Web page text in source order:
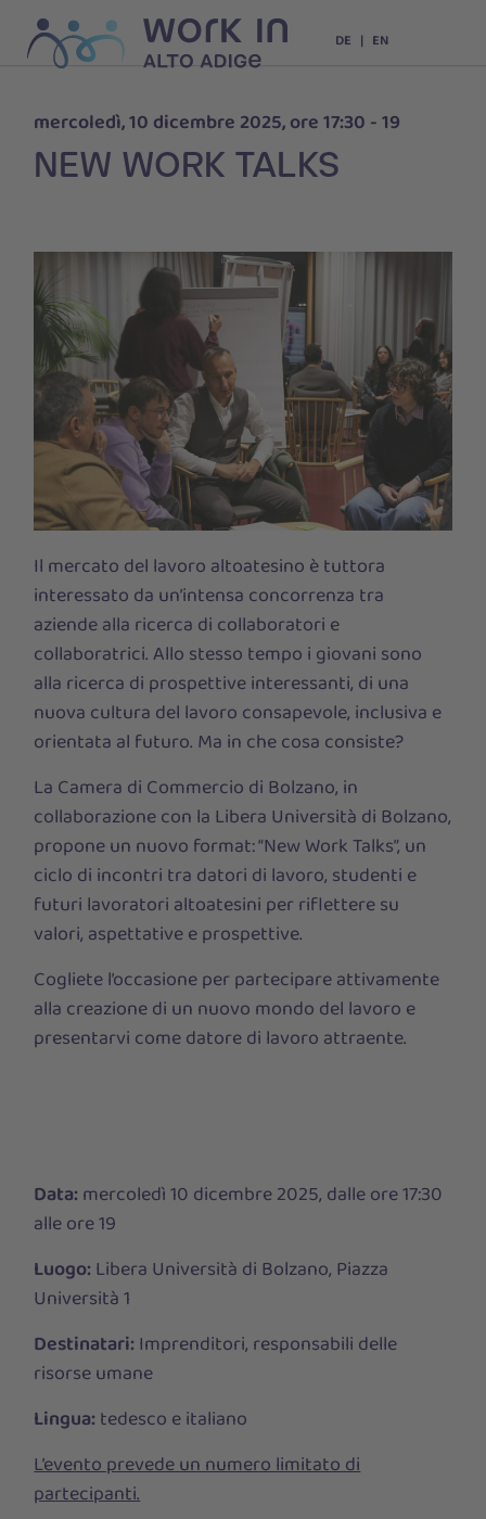
DE EN
mercoledì, 10 dicembre 2025, ore 17:30 - 19
NEW WORK TALKS
Il mercato del lavoro altoatesino è tuttora
interessato da un’intensa concorrenza tra
aziende alla ricerca di collaboratori e
collaboratrici. Allo stesso tempo i giovani sono
alla ricerca di prospettive interessanti, di una
nuova cultura del lavoro consapevole, inclusiva e
orientata al futuro. Ma in che cosa consiste?
La Camera di Commercio di Bolzano, in
collaborazione con la Libera Università di Bolzano,
propone un nuovo format: “New Work Talks”, un
ciclo di incontri tra datori di lavoro, studenti e
futuri lavoratori altoatesini per riflettere su
valori, aspettative e prospettive.
Cogliete l’occasione per partecipare attivamente
alla creazione di un nuovo mondo del lavoro e
presentarvi come datore di lavoro attraente.
Data: mercoledì 10 dicembre 2025, dalle ore 17:30
alle ore 19
Luogo: Libera Università di Bolzano, Piazza
Università 1
Destinatari: Imprenditori, responsabili delle
risorse umane
Lingua: tedesco e italiano
L’evento prevede un numero limitato di
partecipanti.